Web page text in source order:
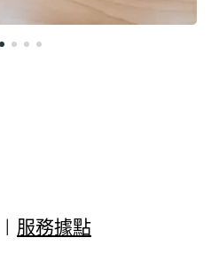
| 服務據點